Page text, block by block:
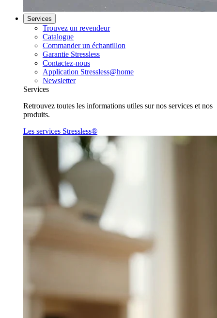
Services
Trouvez un revendeur
Catalogue
Commander un échantillon
Garantie Stressless
Contactez-nous
Application Stressless@home
Newsletter
Services
Retrouvez toutes les informations utiles sur nos services et nos
produits.
Les services Stressless®